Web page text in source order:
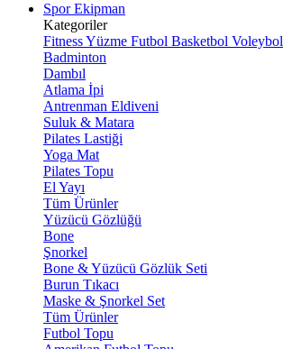
Spor Ekipman
Kategoriler
FitnessYüzme Futbol Basketbol Voleybol
Badminton
Dambıl
Atlama İpi
Antrenman Eldiveni
Suluk & Matara
Pilates Lastiği
Yoga Mat
Pilates Topu
El Yayı
Tüm Ürünler
Yüzücü Gözlüğü
Bone
Şnorkel
Bone & Yüzücü Gözlük Seti
Burun Tıkacı
Maske & Şnorkel Set
Tüm Ürünler
Futbol Topu